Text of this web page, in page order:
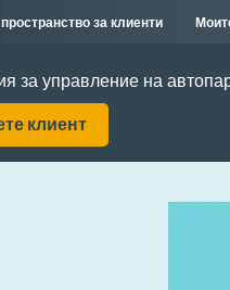
за клиенти
за управление на
клиент